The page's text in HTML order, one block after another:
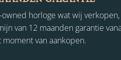
horloge wat wij verkopen,
van 12 maanden garantie
moment van aankopen.